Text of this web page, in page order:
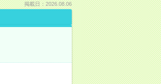
掲載日：2026.08.06